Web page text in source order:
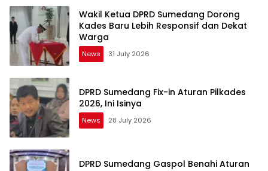
Wakil Ketua DPRD Sumedang Dorong
Kades Baru Lebih Responsif dan Dekat
Warga
News 31 July 2026
DPRD Sumedang Fix-in Aturan Pilkades
2026, Ini Isinya
News 28 July 2026
DPRD Sumedang Gaspol Benahi Aturan